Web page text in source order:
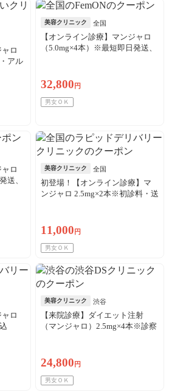
ロ
アル
美容クリニック 全国
【オンライン診療】マンジャロ
（5.0mg×4本）※最短即日発送、
32,800 円
男女ＯＫ
ロ
送、
美容クリニック 全国
初登場！【オンライン診療】マ
ンジャロ 2.5mg×2本※初診料・送
11,000 円
男女ＯＫ
ロ
美容クリニック 渋谷
【来院診療】ダイエット注射
（マンジャロ）2.5mg×4本※診察
24,800 円
男女ＯＫ